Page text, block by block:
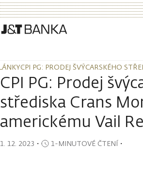
CPI PG: PRODEJ ŠVÝCARSKÉHO
CPI PG: PRODEJ ŠVÝCARSKÉHO
CPI PG: Prodej
střediska Crans
americkému Vail
1. 12. 2023 ・ 1-MINUTOVÉ ČTENÍ・